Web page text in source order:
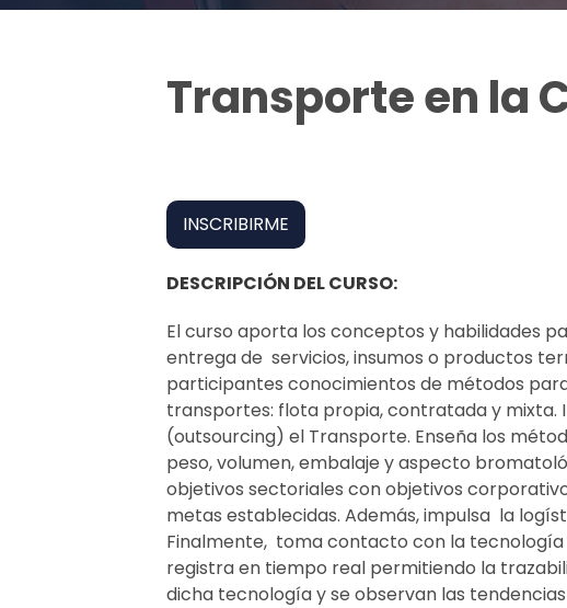
Transporte en la
INSCRIBIRME
DESCRIPCIÓN DEL CURSO:
El curso aporta los conceptos y habilidades
entrega de servicios, insumos o productos
participantes conocimientos de métodos
transportes: flota propia, contratada y mixta.
(outsourcing) el Transporte. Enseña los
peso, volumen, embalaje y aspecto
objetivos sectoriales con objetivos
metas establecidas. Además, impulsa la
Finalmente, toma contacto con la
registra en tiempo real permitiendo la
dicha tecnología y se observan las